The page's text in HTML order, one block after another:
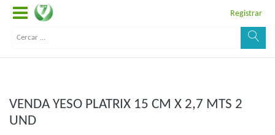
Registrar
VENDA YESO PLATRIX 15 CM X 2,7 MTS 2
UND